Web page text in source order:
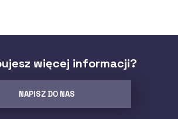
więcej informacji?
NAPISZ DO NAS